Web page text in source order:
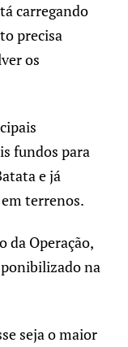
carregando
precisa
os
fundos para
e já
terrenos.
da Operação,
na
seja o maior